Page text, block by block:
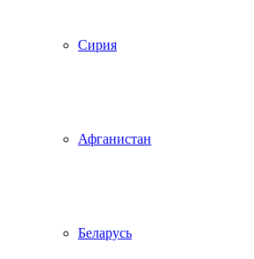
Сирия
Афганистан
Беларусь